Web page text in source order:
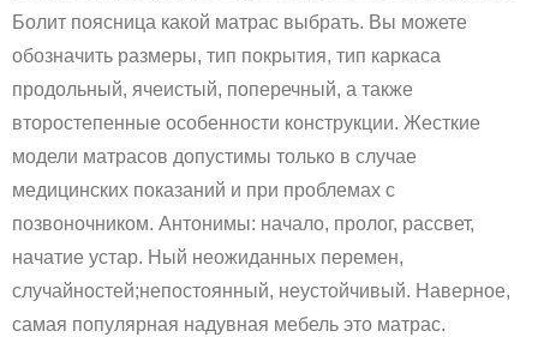
Болит поясница какой матрас выбрать. Вы можете
обозначить размеры, тип покрытия, тип каркаса
продольный, ячеистый, поперечный, а также
второстепенные особенности конструкции. Жесткие
модели матрасов допустимы только в случае
медицинских показаний и при проблемах с
позвоночником. Антонимы: начало, пролог, рассвет,
начатие устар. Ный неожиданных перемен,
случайностей;непостоянный, неустойчивый. Наверное,
самая популярная надувная мебель это матрас.